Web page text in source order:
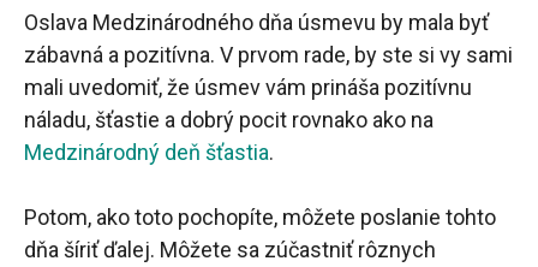
Oslava Medzinárodného dňa úsmevu by mala byť
zábavná a pozitívna. V prvom rade, by ste si vy sami
mali uvedomiť, že úsmev vám prináša pozitívnu
náladu, šťastie a dobrý pocit rovnako ako na
Medzinárodný deň šťastia.
Potom, ako toto pochopíte, môžete poslanie tohto
dňa šíriť ďalej. Môžete sa zúčastniť rôznych